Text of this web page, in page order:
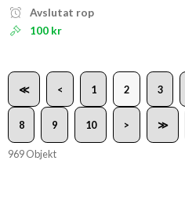
Avslutat rop
100 kr
≪ < 1 2 3
8 9 10 > ≫
969 Objekt